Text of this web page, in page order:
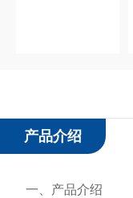
产品介绍
一、产品介绍